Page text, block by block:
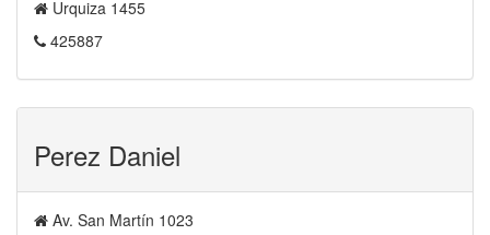
Urquiza 1455
425887
Perez Daniel
Av. San Martín 1023